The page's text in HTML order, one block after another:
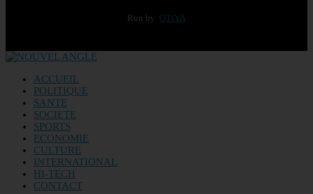
Run by OTIYA
ACCUEIL
POLITIQUE
SANTE
SOCIETE
SPORTS
ECONOMIE
CULTURE
INTERNATIONAL
HI-TECH
CONTACT